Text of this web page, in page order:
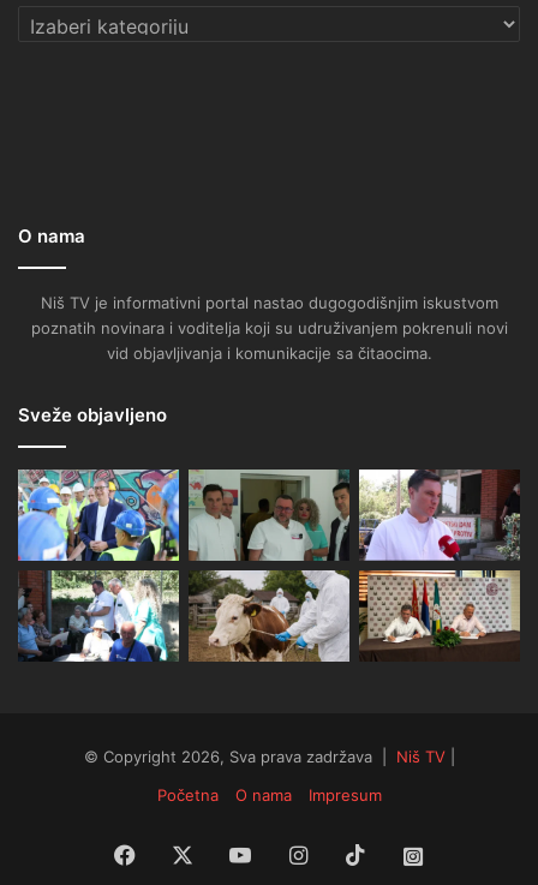
Kategorije
O nama
Niš TV je informativni portal nastao dugogodišnjim iskustvom
poznatih novinara i voditelja koji su udruživanjem pokrenuli novi
vid objavljivanja i komunikacije sa čitaocima.
Sveže objavljeno
© Copyright 2026, Sva prava zadržava | Niš TV|
Početna
O nama Impresum
Facebook YouTubeInstagram
TikTok